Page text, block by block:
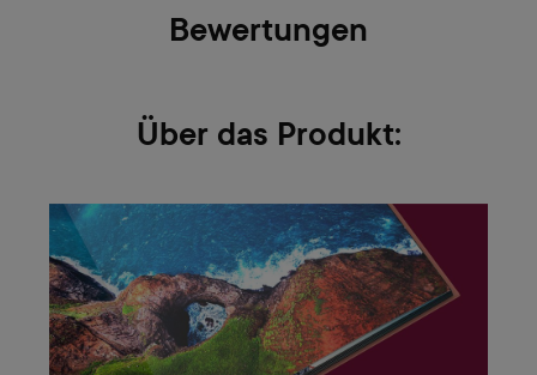
Bewertungen
Über das Produkt: